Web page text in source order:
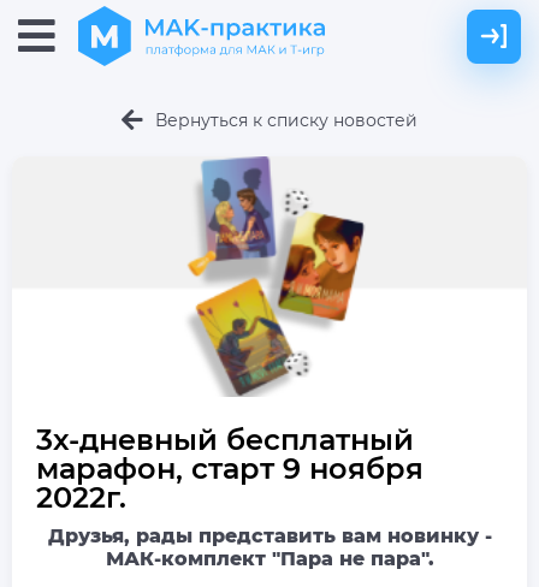
Вернуться к списку новостей
3х-дневный бесплатный
марафон, старт 9 ноября
2022г.
Друзья, рады представить вам новинку -
МАК-комплект "Пара не пара".